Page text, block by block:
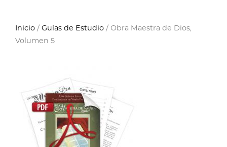
Inicio / Guías de Estudio / Obra Maestra de Dios,
Volumen 5